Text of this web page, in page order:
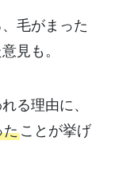
毛がまった
見も。
る理由に、
たことが挙げ